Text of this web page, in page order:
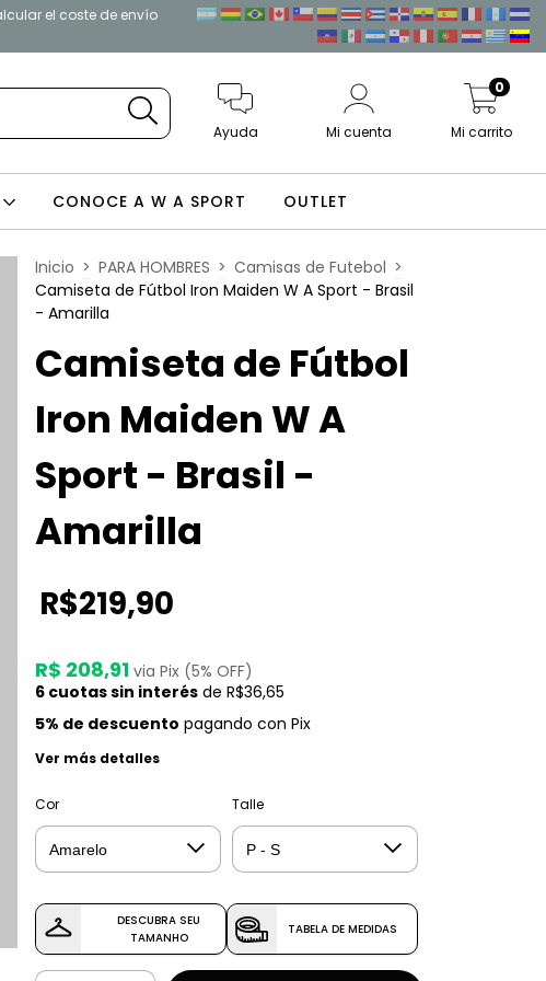
el coste de envío
Ayuda Mi cuenta Mi carrito
0
CONOCE A W A SPORT OUTLET
Inicio > PARA HOMBRES > Camisas de Futebol >
Camiseta de Fútbol Iron Maiden W A Sport - Brasil
- Amarilla
Camiseta de Fútbol
Iron Maiden W A
Sport - Brasil -
Amarilla
R$219,90
R$ 208,91 via Pix (5% OFF)
6 cuotas sin interés de R$36,65
5% de descuento pagando con Pix
Ver más detalles
Cor Talle
DESCUBRA SEU
TAMANHO
TABELA DE MEDIDAS